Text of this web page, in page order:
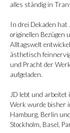
alles ständig in
In drei Dekaden hat
originellen Bezügen
Alltagswelt
ästhetisch
und Pracht der
aufgeladen.
JD lebt und arbeitet
Werk wurde bisher
Hamburg, Berlin
Stockholm, Basel,